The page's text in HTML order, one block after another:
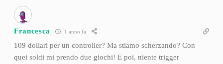
Francesca 1 anno fa
109 dollari per un controller? Ma stiamo scherzando? Con
quei soldi mi prendo due giochi! E poi, niente trigger